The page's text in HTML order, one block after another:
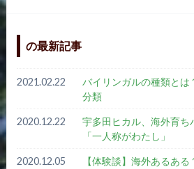
の最新記事
2021.02.22
バイリンガルの種類と
分類
2020.12.22
宇多田ヒカル、海外育ち
「一人称がわたし」
2020.12.05
【体験談】海外あるあ